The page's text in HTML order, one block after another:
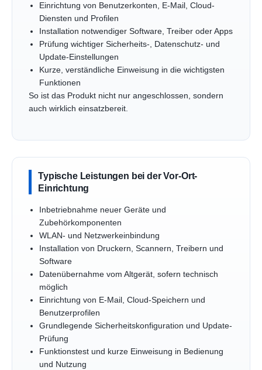
Einrichtung von Benutzerkonten, E-Mail, Cloud-
Diensten und Profilen
Installation notwendiger Software, Treiber oder Apps
Prüfung wichtiger Sicherheits-, Datenschutz- und
Update-Einstellungen
Kurze, verständliche Einweisung in die wichtigsten
Funktionen
So ist das Produkt nicht nur angeschlossen, sondern
auch wirklich einsatzbereit.
Typische Leistungen bei der Vor-Ort-
Einrichtung
Inbetriebnahme neuer Geräte und
Zubehörkomponenten
WLAN- und Netzwerkeinbindung
Installation von Druckern, Scannern, Treibern und
Software
Datenübernahme vom Altgerät, sofern technisch
möglich
Einrichtung von E-Mail, Cloud-Speichern und
Benutzerprofilen
Grundlegende Sicherheitskonfiguration und Update-
Prüfung
Funktionstest und kurze Einweisung in Bedienung
und Nutzung